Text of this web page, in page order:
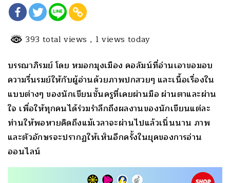
393 total views , 1 views today
บรรณาภิรมย์ โดย หมอกมุงเมือง คอลัมน์ที่อ่านเอาขอมอบ
ความรื่นรมย์ให้กับผู้อ่านด้วยภาพปกสวยๆ และเนื้อเรื่องใน
แบบต่างๆ ของนักเขียนชั้นครูที่เคยผ่านมือ ผ่านตาและผ่าน
ใจ เพื่อให้ทุกคนได้ร่วมรำลึกถึงผลงานของนักเขียนแต่ละ
ท่านให้พอหายคิดถึงแม้เวลาจะผ่านไปแล้วเนิ่นนาน ภาพ
และตัวอักษรจะปรากฏให้เห็นอีกครั้งในยุคของการอ่าน
ออนไลน์